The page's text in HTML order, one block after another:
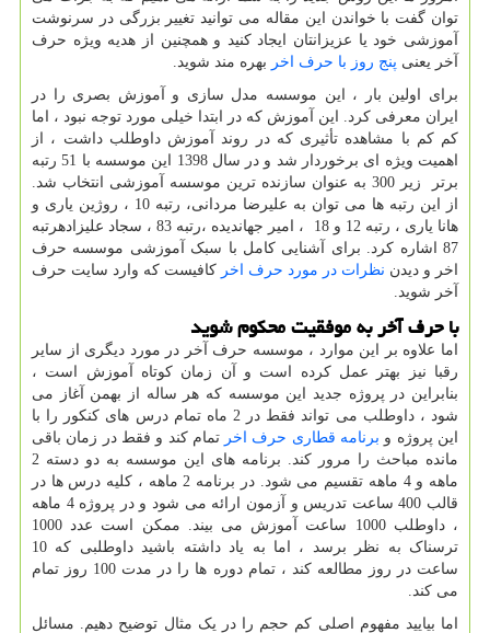
توان گفت با خواندن این مقاله می توانید تغییر بزرگی در سرنوشت
آموزشی خود یا عزیزانتان ایجاد کنید و همچنین از هدیه ویژه حرف
آخر یعنی پنج روز با حرف اخر بهره مند شوید.
برای اولین بار ، این موسسه مدل سازی و آموزش بصری را در
ایران معرفی کرد. این آموزش که در ابتدا خیلی مورد توجه نبود ، اما
کم کم با مشاهده تأثیری که در روند آموزش داوطلب داشت ، از
اهمیت ویژه ای برخوردار شد و در سال 1398 این موسسه با 51 رتبه
برتر زیر 300 به عنوان سازنده ترین موسسه آموزشی انتخاب شد.
از این رتبه ها می توان به علیرضا مردانی، رتبه 10 ، روژین یاری و
هانا یاری ، رتبه 12 و 18 ، امیر جهاندیده ،رتبه 83 ، سجاد علیزادهرتبه
87 اشاره كرد. برای آشنایی کامل با سبک آموزشی موسسه حرف
اخر و دیدن نظرات در مورد حرف اخر کافیست که وارد سایت حرف
آخر شوید.
با حرف آخر به موفقیت محکوم شوید
اما علاوه بر این موارد ، موسسه حرف آخر در مورد دیگری از سایر
رقبا نیز بهتر عمل کرده است و آن زمان کوتاه آموزش است ،
بنابراین در پروژه جدید این موسسه که هر ساله از بهمن آغاز می
شود ، داوطلب می تواند فقط در 2 ماه تمام درس های کنکور را با
این پروژه و برنامه قطاری حرف اخر تمام کند و فقط در زمان باقی
مانده مباحث را مرور کند. برنامه های این موسسه به دو دسته 2
ماهه و 4 ماهه تقسیم می شود. در برنامه 2 ماهه ، کلیه درس ها در
قالب 400 ساعت تدریس و آزمون ارائه می شود و در پروژه 4 ماهه
، داوطلب 1000 ساعت آموزش می بیند. ممکن است عدد 1000
ترسناک به نظر برسد ، اما به یاد داشته باشید داوطلبی که 10
ساعت در روز مطالعه کند ، تمام دوره ها را در مدت 100 روز تمام
می کند.
اما بیایید مفهوم اصلی کم حجم را در یک مثال توضیح دهیم. مسائل